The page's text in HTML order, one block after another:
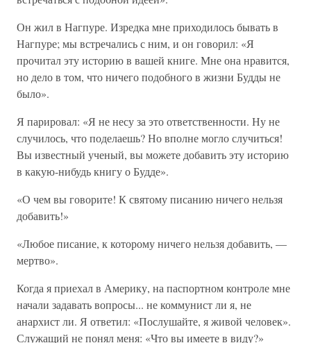
Он жил в Нагпуре. Изредка мне приходилось бывать в
Нагпуре; мы встречались с ним, и он говорил: «Я
прочитал эту историю в вашей книге. Мне она нравится,
но дело в том, что ничего подобного в жизни Будды не
было».
Я парировал: «Я не несу за это ответственности. Ну не
случилось, что поделаешь? Но вполне могло случиться!
Вы известный ученый, вы можете добавить эту историю
в какую-нибудь книгу о Будде».
«О чем вы говорите! К святому писанию ничего нельзя
добавить!»
«Любое писание, к которому ничего нельзя добавить, —
мертво».
Когда я приехал в Америку, на паспортном контроле мне
начали задавать вопросы... не коммунист ли я, не
анархист ли. Я ответил: «Послушайте, я живой человек».
Служащий не понял меня: «Что вы имеете в виду?»